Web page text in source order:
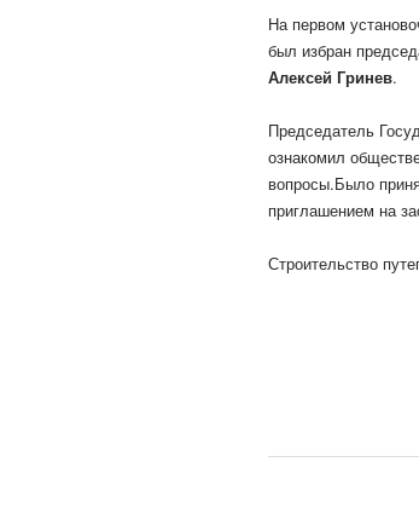
На первом
был избран
Алексей Гринев.
Председатель
ознакомил
вопросы.Было
приглашением на
Строительство